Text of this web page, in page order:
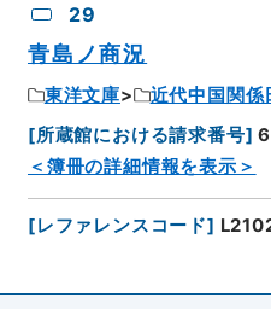
29
青島ノ商況
東洋文庫
近代中国関係
[所蔵館における請求番号]
＜簿冊の詳細情報を表示＞
[レファレンスコード]